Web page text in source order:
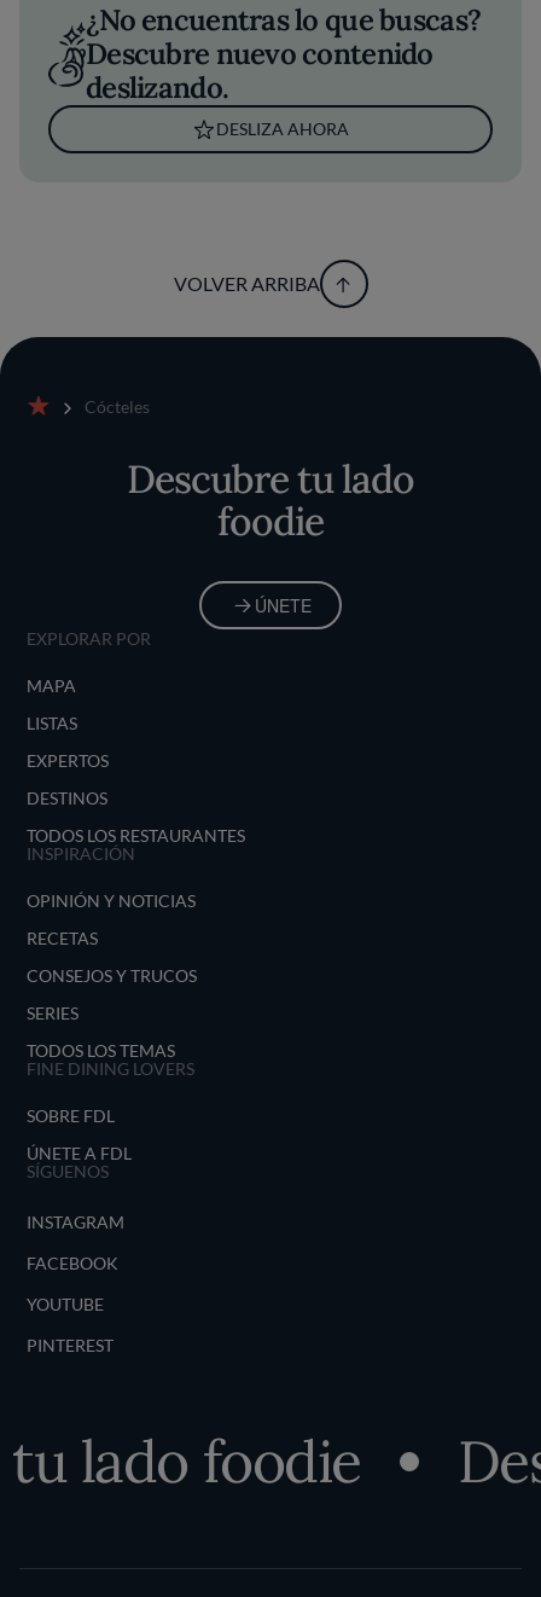
¿No encuentras lo que buscas?
Descubre nuevo contenido
deslizando.
DESLIZA AHORA
VOLVER ARRIBA
Cócteles
Descubre tu lado
foodie
ÚNETE
EXPLORAR POR
MAPA
LISTAS
EXPERTOS
DESTINOS
TODOS LOS RESTAURANTES
INSPIRACIÓN
OPINIÓN Y NOTICIAS
RECETAS
CONSEJOS Y TRUCOS
SERIES
TODOS LOS TEMAS
FINE DINING LOVERS
SOBRE FDL
ÚNETE A FDL
SÍGUENOS
INSTAGRAM
FACEBOOK
YOUTUBE
PINTEREST
foodie